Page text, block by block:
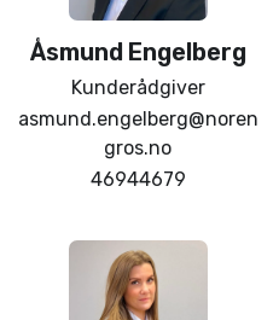
Åsmund Engelberg
Kunderådgiver
asmund.engelberg@noren
gros.no
46944679